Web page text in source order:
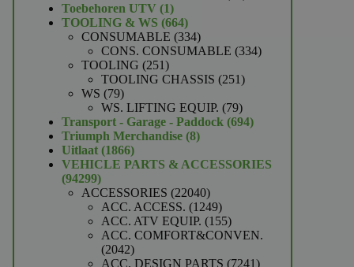
Toebehoren UTV 11
product
TOOLING & WS 664664
producten
CONSUMABLE 334334
producten
CONS. CONSUMABLE 334334
TOOLING 251251
producten
TOOLING CHASSIS 251251
WS 7979
producten
WS. LIFTING EQUIP. 7979
producten
Transport - Garage - Paddock 694694
Triumph Merchandise 88
Uitlaat 18661866
producten
VEHICLE PARTS & ACCESSORIES
9429994299
producten
ACCESSORIES 2204022040
producten
ACC. ACCESS. 12491249
producten
ACC. ATV EQUIP. 155155
producten
ACC. COMFORT&CONVEN.
20422042
producten
ACC. DESIGN PARTS 72417241